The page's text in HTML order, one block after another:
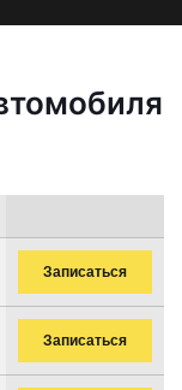
Записаться
Записаться